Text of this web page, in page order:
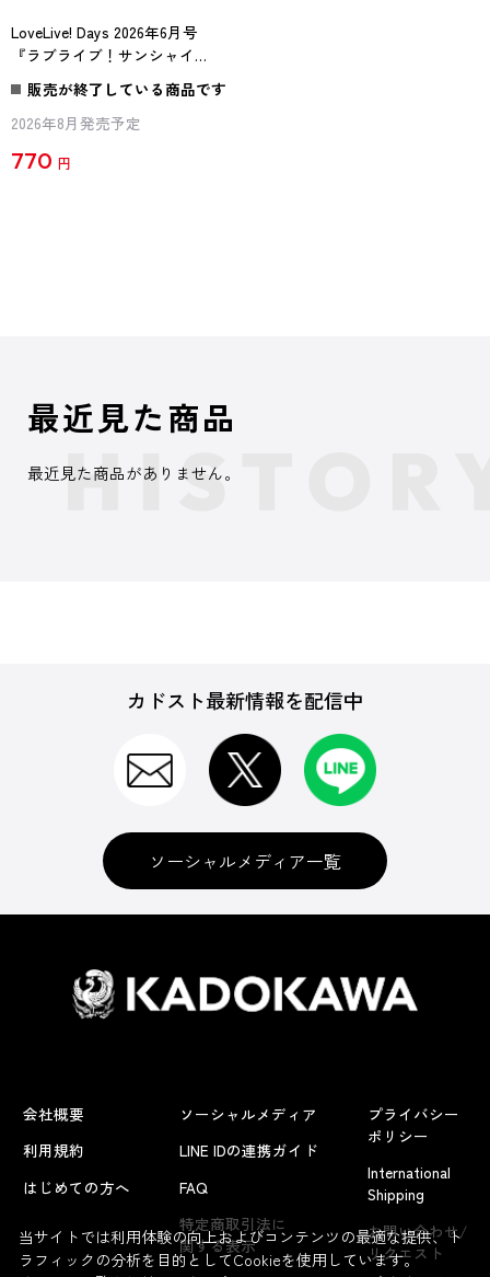
LoveLive! Days 2026年6月号
『ラブライブ！サンシャイ
ン!!』スクエア缶バッジ
Aqours ルビィ
販売が終了している商品です
2026年8月発売予定
770 円
最近見た商品
最近見た商品がありません。
カドスト最新情報を配信中
ソーシャルメディア一覧
会社概要
利用規約
はじめての方へ
ソーシャルメディア
LINE IDの連携ガイド
FAQ
特定商取引法に
関する表示
プライバシー
ポリシー
International
Shipping
お問い合わせ/
リクエスト
当サイトでは利用体験の向上およびコンテンツの最適な提供、ト
ラフィックの分析を目的としてCookieを使用しています。